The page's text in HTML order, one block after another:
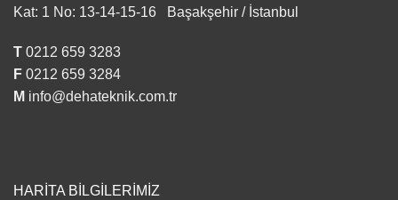
Kat: 1 No: 13-14-15-16 Başakşehir / İstanbul
T 0212 659 3283
F 0212 659 3284
M info@dehateknik.com.tr
HARİTA BİLGİLERİMİZ